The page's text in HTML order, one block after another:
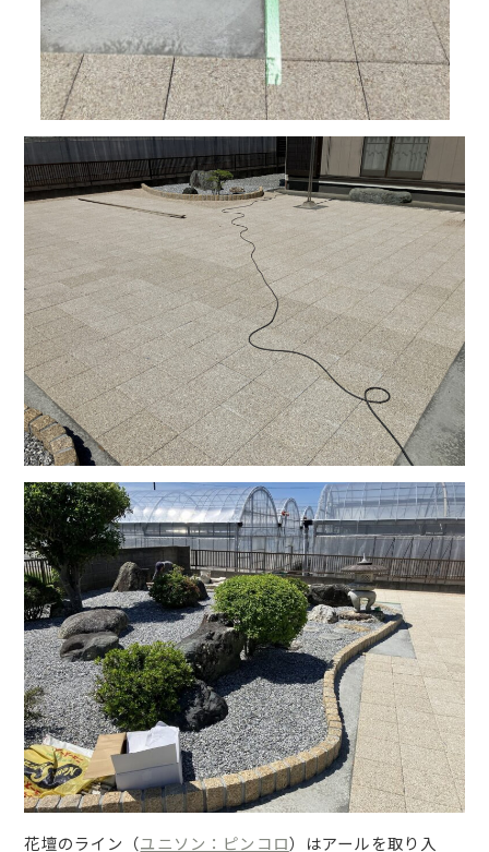
花壇のライン（ユニソン：ピンコロ）はアールを取り入